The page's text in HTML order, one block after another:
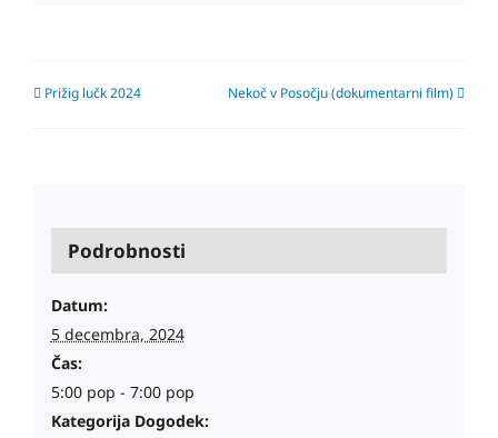
Prižig lučk 2024 Nekoč v Posočju (dokumentarni film)
Podrobnosti
Datum:
5 decembra, 2024
Čas:
5:00 pop - 7:00 pop
Kategorija Dogodek: